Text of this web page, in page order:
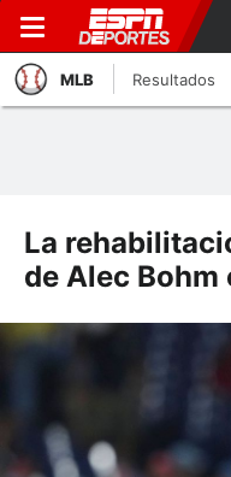
MLB Resultados
La
de Alec Bohm